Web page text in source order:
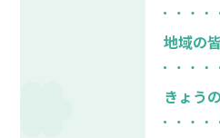
地域の
きょう